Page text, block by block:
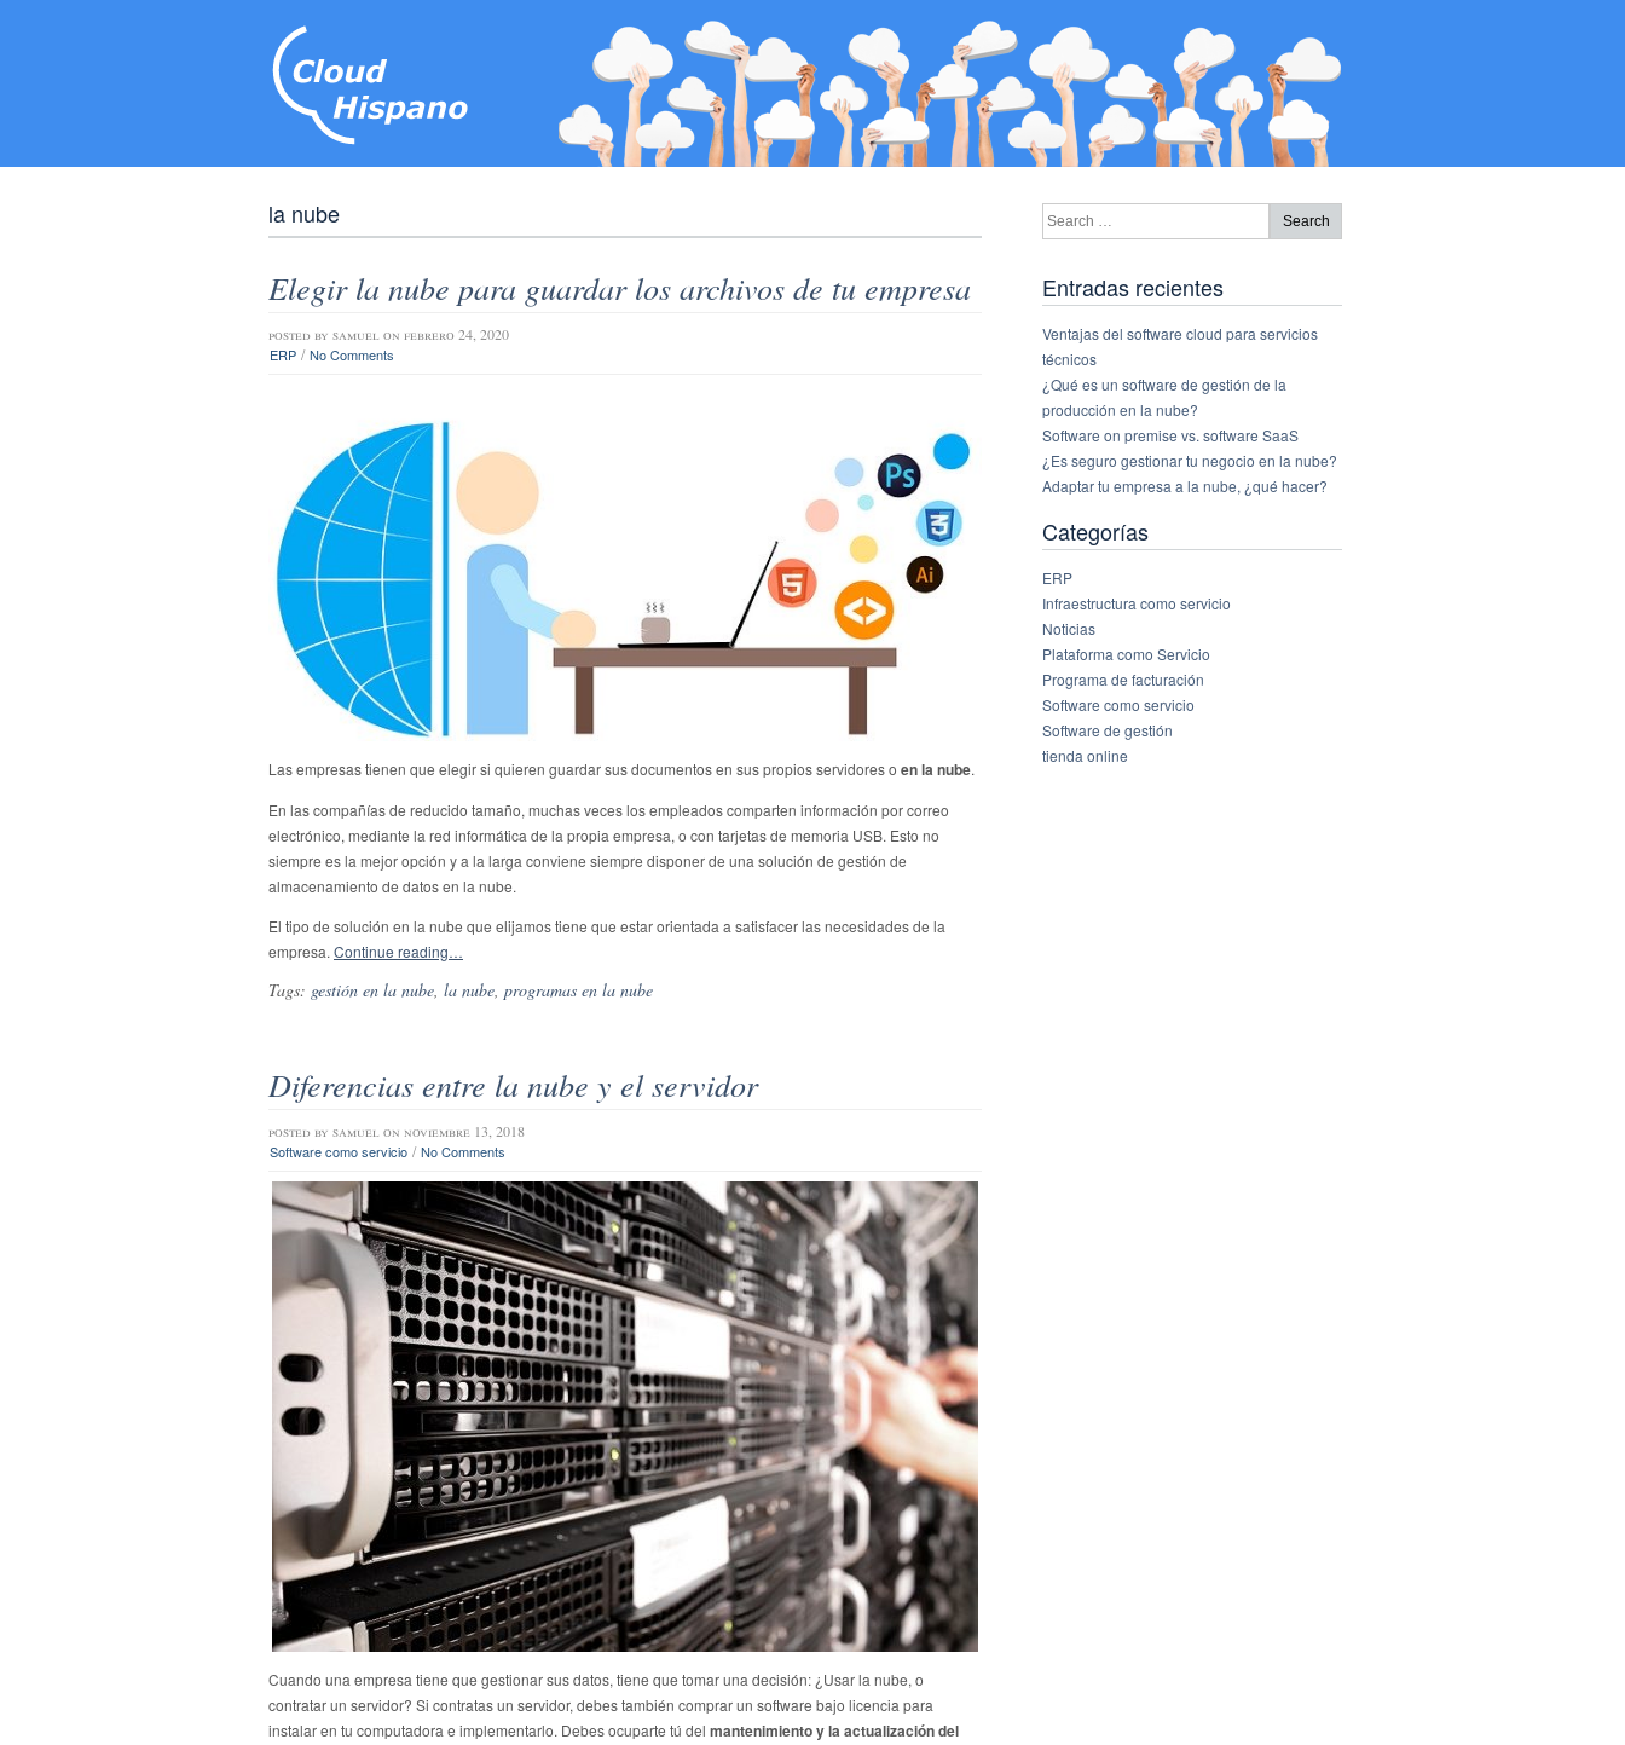
la nube
Elegir la nube para guardar los archivos de tu empresa
posted by samuel on febrero 24, 2020
ERP / No Comments
Las empresas tienen que elegir si quieren guardar sus documentos en sus propios servidores o en la nube.
En las compañías de reducido tamaño, muchas veces los empleados comparten información por correo
electrónico, mediante la red informática de la propia empresa, o con tarjetas de memoria USB. Esto no
siempre es la mejor opción y a la larga conviene siempre disponer de una solución de gestión de
almacenamiento de datos en la nube.
El tipo de solución en la nube que elijamos tiene que estar orientada a satisfacer las necesidades de la
empresa. Continue reading…
Tags: gestión en la nube, la nube, programas en la nube
Diferencias entre la nube y el servidor
posted by samuel on noviembre 13, 2018
Software como servicio / No Comments
Cuando una empresa tiene que gestionar sus datos, tiene que tomar una decisión: ¿Usar la nube, o
contratar un servidor? Si contratas un servidor, debes también comprar un software bajo licencia para
instalar en tu computadora e implementarlo. Debes ocuparte tú del mantenimiento y la actualización del
Entradas recientes
Ventajas del software cloud para servicios
técnicos
¿Qué es un software de gestión de la
producción en la nube?
Software on premise vs. software SaaS
¿Es seguro gestionar tu negocio en la nube?
Adaptar tu empresa a la nube, ¿qué hacer?
Categorías
ERP
Infraestructura como servicio
Noticias
Plataforma como Servicio
Programa de facturación
Software como servicio
Software de gestión
tienda online